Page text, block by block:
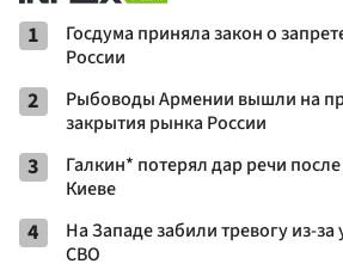
1
Госдума приняла закон о
России
2
Рыбоводы Армении вышли на
закрытия рынка России
3
Галкин* потерял дар речи
Киеве
4
На Западе забили тревогу из-
СВО